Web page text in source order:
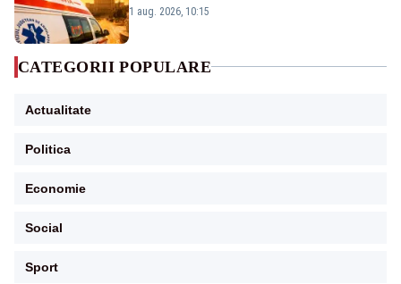
duminică. Temperaturile urcă spre 40°C
1 aug. 2026, 10:15
CATEGORII POPULARE
Actualitate
Politica
Economie
Social
Sport